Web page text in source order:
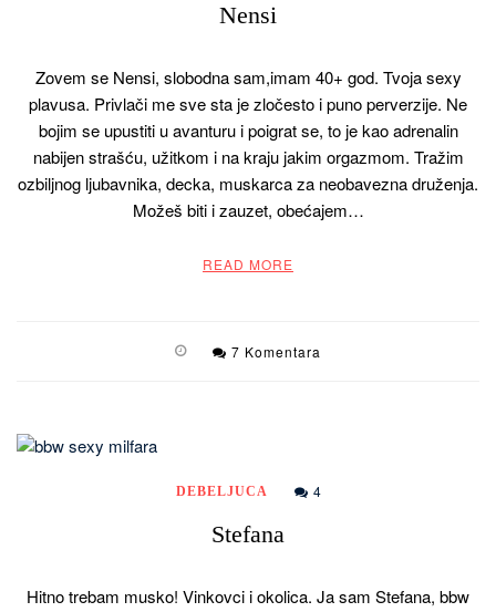
Nensi
Zovem se Nensi, slobodna sam,imam 40+ god. Tvoja sexy
plavusa. Privlači me sve sta je zločesto i puno perverzije. Ne
bojim se upustiti u avanturu i poigrat se, to je kao adrenalin
nabijen strašću, užitkom i na kraju jakim orgazmom. Tražim
ozbiljnog ljubavnika, decka, muskarca za neobavezna druženja.
Možeš biti i zauzet, obećajem…
READ MORE
7 Komentara
DEBELJUCA 4
Stefana
Hitno trebam musko! Vinkovci i okolica. Ja sam Stefana, bbw